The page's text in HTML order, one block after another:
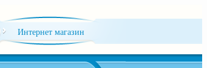
Интернет магазин